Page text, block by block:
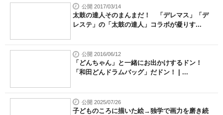
公開 2017/03/14
太鼓の達人そのまんまだ！ 「デレマス」「デ
レステ」の「太鼓の達人」コラボが凝りす...
公開 2016/06/12
「どんちゃん」と一緒にお出かけするドン！
「和田どんドラムバッグ」だドン！ | ...
公開 2025/07/26
子どものころに描いた絵→独学で画力を磨き続